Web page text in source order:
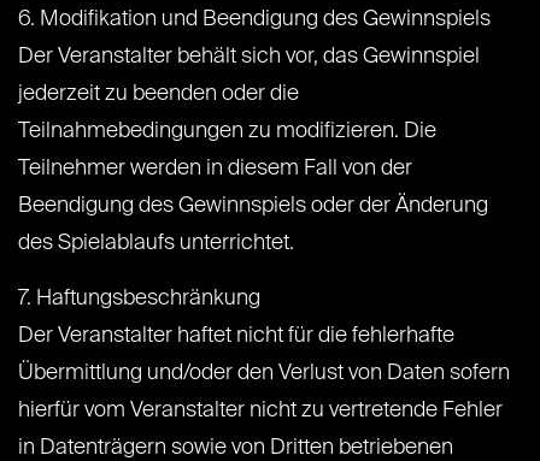
6. Modifikation und Beendigung des Gewinnspiels
Der Veranstalter behält sich vor, das Gewinnspiel
jederzeit zu beenden oder die
Teilnahmebedingungen zu modifizieren. Die
Teilnehmer werden in diesem Fall von der
Beendigung des Gewinnspiels oder der Änderung
des Spielablaufs unterrichtet.
7. Haftungsbeschränkung
Der Veranstalter haftet nicht für die fehlerhafte
Übermittlung und/oder den Verlust von Daten sofern
hierfür vom Veranstalter nicht zu vertretende Fehler
in Datenträgern sowie von Dritten betriebenen